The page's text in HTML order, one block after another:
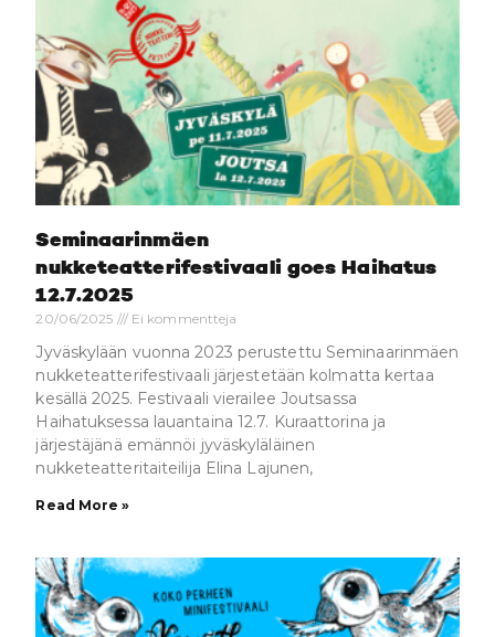
Seminaarinmäen
nukketeatterifestivaali goes Haihatus
12.7.2025
20/06/2025 Ei kommentteja
Jyväskylään vuonna 2023 perustettu Seminaarinmäen
nukketeatterifestivaali järjestetään kolmatta kertaa
kesällä 2025. Festivaali vierailee Joutsassa
Haihatuksessa lauantaina 12.7. Kuraattorina ja
järjestäjänä emännöi jyväskyläläinen
nukketeatteritaiteilija Elina Lajunen,
Read More »